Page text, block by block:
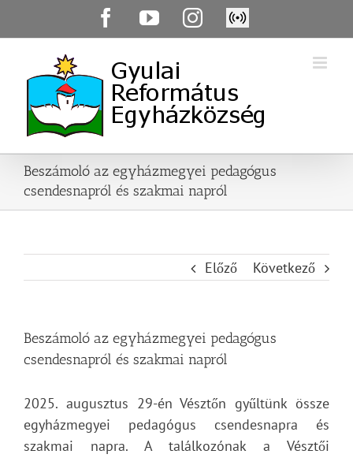
FacebookYouTubeInstagram
Élő
közvetítés
Beszámoló az egyházmegyei pedagógus
csendesnapról és szakmai napról
Előző Következő
Beszámoló az egyházmegyei pedagógus
csendesnapról és szakmai napról
2025. augusztus 29-én Vésztőn gyűltünk össze
egyházmegyei pedagógus csendesnapra és
szakmai napra. A találkozónak a Vésztői